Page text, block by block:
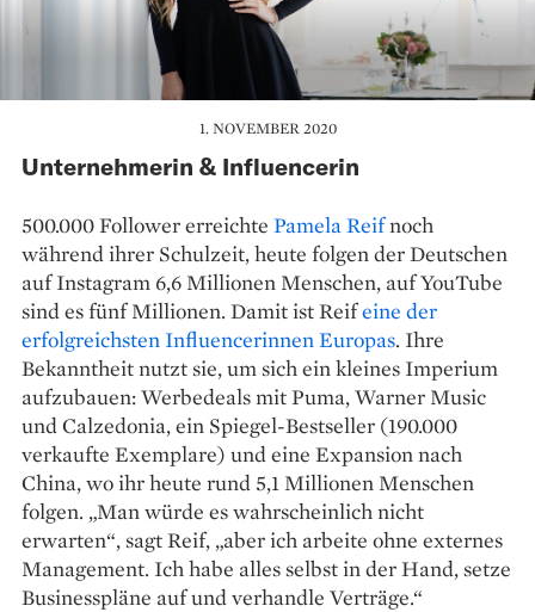
1. NOVEMBER 2020
Unternehmerin & Influencerin
500.000 Follower erreichte Pamela Reifnoch
während ihrer Schulzeit, heute folgen der Deutschen
auf Instagram 6,6 Millionen Menschen, auf YouTube
sind es fünf Millionen. Damit ist Reifeine der
erfolgreichsten Influencerinnen Europas. Ihre
Bekanntheit nutzt sie, um sich ein kleines Imperium
aufzubauen: Werbedeals mit Puma, Warner Music
und Calzedonia, ein Spiegel-Bestseller (190.000
verkaufte Exemplare) und eine Expansion nach
China, wo ihr heute rund 5,1 Millionen Menschen
folgen. „Man würde es wahrscheinlich nicht
erwarten“, sagt Reif, „aber ich arbeite ohne externes
Management. Ich habe alles selbst in der Hand, setze
Businesspläne auf und verhandle Verträge.“